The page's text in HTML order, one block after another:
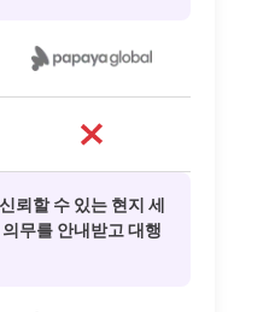
뢰할 수 있는 현지 세
무를 안내받고 대행